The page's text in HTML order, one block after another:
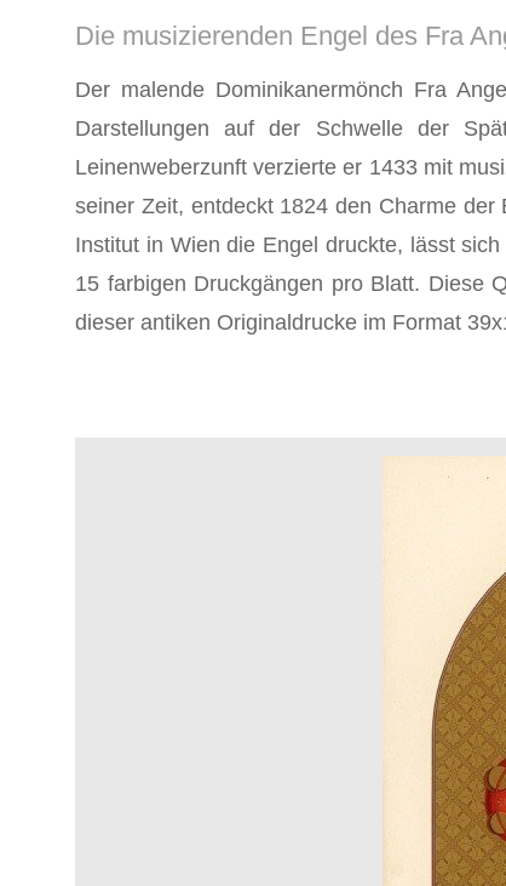
Die musizierenden Engel des Fra
Der malende Dominikanermönch Fra
Darstellungen auf der Schwelle der
Leinenweberzunft verzierte er 1433 mit
seiner Zeit, entdeckt 1824 den Charme
Institut in Wien die Engel druckte, lässt
15 farbigen Druckgängen pro Blatt. Diese
dieser antiken Originaldrucke im Format